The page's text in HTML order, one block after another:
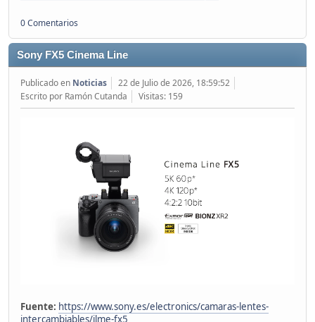
0 Comentarios
Sony FX5 Cinema Line
Publicado en Noticias
22 de Julio de 2026, 18:59:52
Escrito por Ramón Cutanda
Visitas: 159
Fuente: https://www.sony.es/electronics/camaras-lentes-
intercambiables/ilme-fx5